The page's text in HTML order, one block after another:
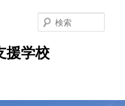
援学校
索